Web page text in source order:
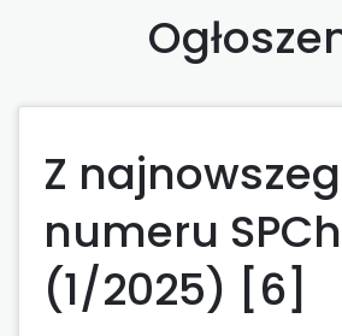
Z
numeru
(1/2025) [6]